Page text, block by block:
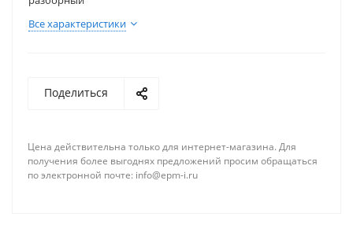
материал корпуса — нержавеющая сталь AISI304;
электропривода или пневмопривода.
запорным устройством, которое широко
применяется в различных отраслях
Все характеристики
Поделиться
Цена действительна только для интернет-магазина. Для
получения более выгоднях предложений просим обращаться
по электронной почте: info@epm-i.ru